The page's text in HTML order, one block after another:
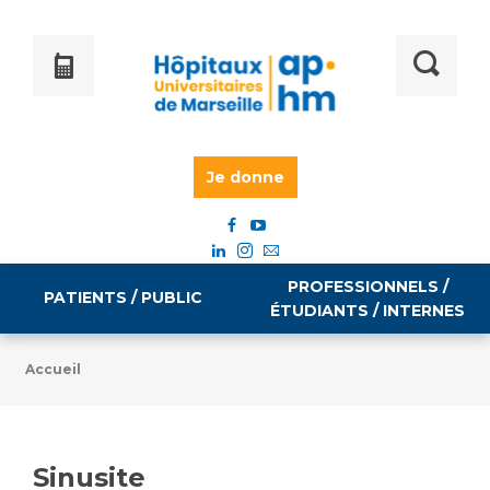
Je donne
PATIENTS / PUBLIC
PROFESSIONNELS /
ÉTUDIANTS / INTERNES
Emploi / formation
Accueil
Sinusite